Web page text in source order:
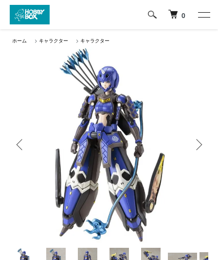
0
ホーム > キャラクター > キャラクター